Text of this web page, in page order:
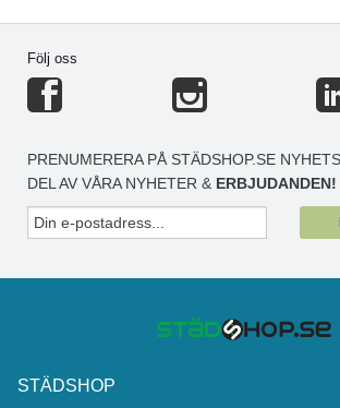
Följ oss
PRENUMERERA PÅ STÄDSHOP.SE
DEL AV VÅRA NYHETER & ERBJUDANDEN!
STÄDSHOP